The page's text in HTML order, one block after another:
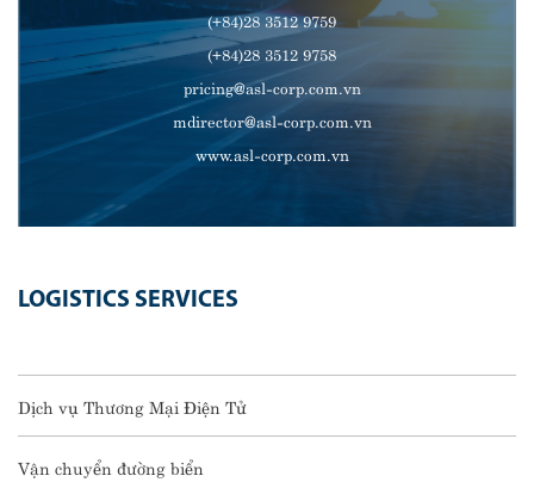
(+84)28 3512 9759
(+84)28 3512 9758
pricing@asl-corp.com.vn
mdirector@asl-corp.com.vn
www.asl-corp.com.vn
LOGISTICS SERVICES
Dịch vụ Thương Mại Điện Tử
Vận chuyển đường biển